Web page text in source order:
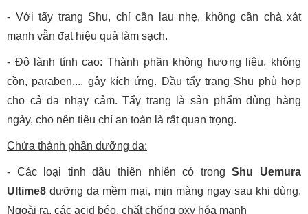
- Với tẩy trang Shu, chỉ cần lau nhẹ, không cần chà xát
mạnh vẫn đạt hiệu quả làm sạch.
- Độ lành tính cao: Thành phần không hương liệu, không
cồn, paraben,... gây kích ứng. Dầu tẩy trang Shu phù hợp
cho cả da nhạy cảm. Tẩy trang là sản phẩm dùng hàng
ngày, cho nên tiêu chí an toàn là rất quan trọng.
Chứa thành phần dưỡng da:
- Các loại tinh dầu thiên nhiên có trongShu Uemura
Ultime8dưỡng da mềm mại, mịn màng ngay sau khi dùng.
Ngoài ra, các acid béo, chất chống oxy hóa mạnh